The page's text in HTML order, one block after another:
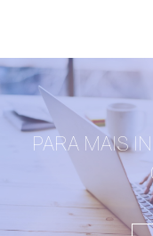
PARA MAIS